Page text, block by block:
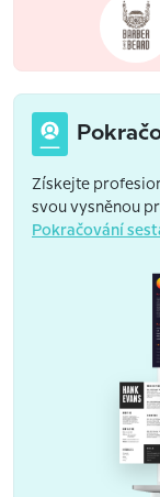
Získejte
svou vysněnou
Pokračování